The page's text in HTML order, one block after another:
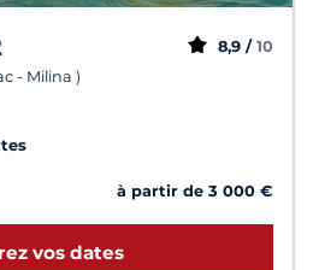
- Milina )
8,9 / 10
à partir de 3 000 €
vos dates